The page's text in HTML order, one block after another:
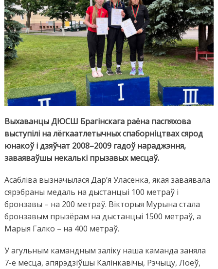
Выхаванцы ДЮСШ Брагінскага раёна паспяхова
выступілі на лёгкаатлетычных спаборніцтвах сярод
юнакоў і дзяўчат 2008–2009 гадоў нараджэння,
заваяваўшы некалькі прызавых месцаў.
Асабліва вызначылася Дар’я Уласенка, якая заваявала
сярэбраны медаль на дыстанцыі 100 метраў і
бронзавы – на 200 метраў. Вікторыя Мурына стала
бронзавым прызёрам на дыстанцыі 1500 метраў, а
Марыя Галко – на 400 метраў.
У агульным камандным заліку наша каманда заняла
7-е месца, апярэдзіўшы Калінкавічы, Рэчыцу, Лоеў,